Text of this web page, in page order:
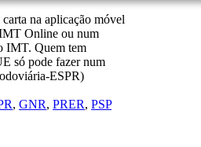
na aplicação móvel
Online ou num
IMT. Quem tem
só pode fazer num
ESPR)
, GNR, PRER, PSP